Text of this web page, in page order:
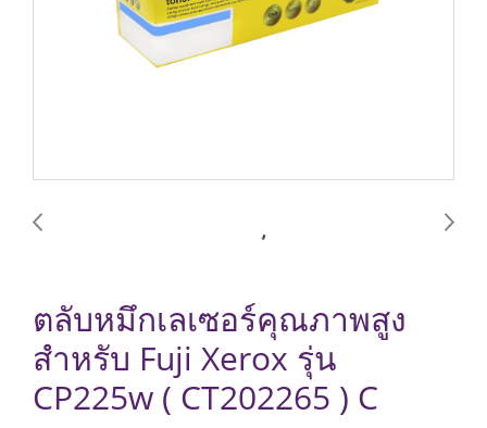
ตลับหมึกเลเซอร์คุณภาพสูง
สำหรับ Fuji Xerox รุ่น
CP225w ( CT202265 ) C